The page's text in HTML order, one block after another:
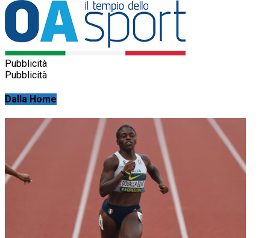
Pubblicità
Pubblicità
Dalla Home